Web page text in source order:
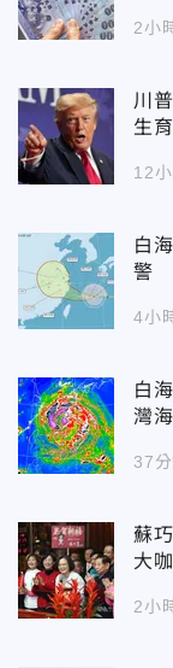
2小
川
生
12
白
警
4小
白
灣
37
蘇
大
2小